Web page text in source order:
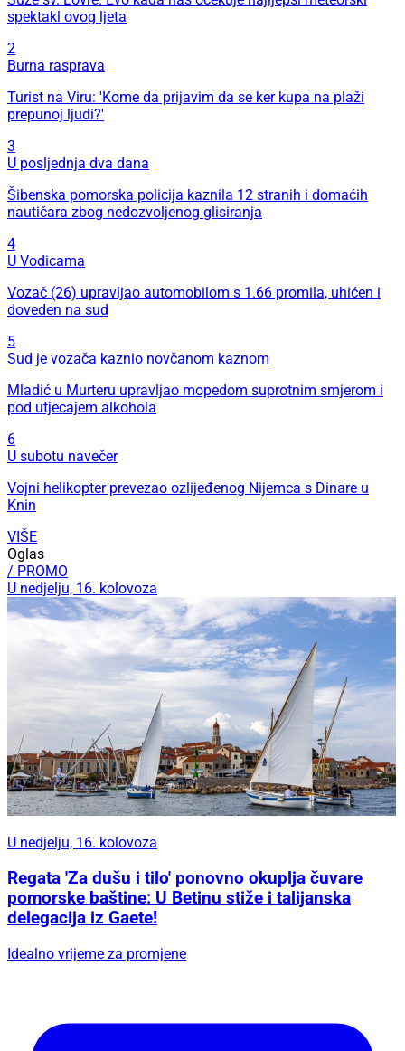
spektakl ovog ljeta
2
Burna rasprava
Turist na Viru: 'Kome da prijavim da se ker kupa na plaži
prepunoj ljudi?'
3
U posljednja dva dana
Šibenska pomorska policija kaznila 12 stranih i domaćih
nautičara zbog nedozvoljenog glisiranja
4
U Vodicama
Vozač (26) upravljao automobilom s 1.66 promila, uhićen i
doveden na sud
5
Sud je vozača kaznio novčanom kaznom
Mladić u Murteru upravljao mopedom suprotnim smjerom i
pod utjecajem alkohola
6
U subotu navečer
Vojni helikopter prevezao ozlijeđenog Nijemca s Dinare u
Knin
VIŠE
Oglas
/ PROMO
U nedjelju, 16. kolovoza
U nedjelju, 16. kolovoza
Regata 'Za dušu i tilo' ponovno okuplja čuvare
pomorske baštine: U Betinu stiže i talijanska
delegacija iz Gaete!
Idealno vrijeme za promjene